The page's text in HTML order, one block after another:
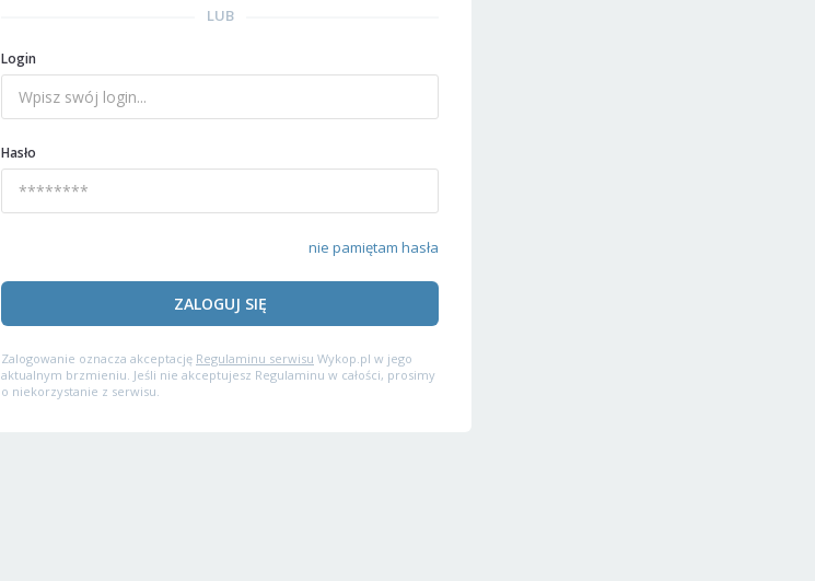
LUB
Login
Hasło
nie pamiętam hasła
ZALOGUJ SIĘ
Zalogowanie oznacza akceptację Regulaminu serwisu Wykop.pl w jego
aktualnym brzmieniu. Jeśli nie akceptujesz Regulaminu w całości, prosimy
o niekorzystanie z serwisu.